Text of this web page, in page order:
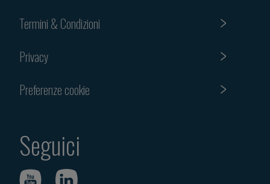
Termini & Condizioni
Privacy
Preferenze cookie
Seguici